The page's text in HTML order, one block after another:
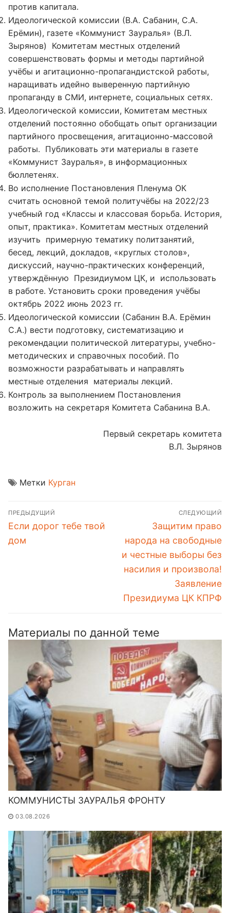
против капитала.
Идеологической комиссии (В.А. Сабанин, С.А.
Ерёмин), газете «Коммунист Зауралья» (В.Л.
Зырянов) Комитетам местных отделений
совершенствовать формы и методы партийной
учёбы и агитационно-пропагандистской работы,
наращивать идейно выверенную партийную
пропаганду в СМИ, интернете, социальных сетях.
Идеологической комиссии, Комитетам местных
отделений постоянно обобщать опыт организации
партийного просвещения, агитационно-массовой
работы. Публиковать эти материалы в газете
«Коммунист Зауралья», в информационных
бюллетенях.
Во исполнение Постановления Пленума ОК
считать основной темой политучёбы на 2022/23
учебный год «Классы и классовая борьба. История,
опыт, практика». Комитетам местных отделений
изучить примерную тематику политзанятий,
бесед, лекций, докладов, «круглых столов»,
дискуссий, научно-практических конференций,
утверждённую Президиумом ЦК, и использовать
в работе. Установить сроки проведения учёбы
октябрь 2022 июнь 2023 гг.
Идеологической комиссии (Сабанин В.А. Ерёмин
С.А.) вести подготовку, систематизацию и
рекомендации политической литературы, учебно-
методических и справочных пособий. По
возможности разрабатывать и направлять
местные отделения материалы лекций.
Контроль за выполнением Постановления
возложить на секретаря Комитета Сабанина В.А.
Первый секретарь комитета
В.Л. Зырянов
Метки Курган
Навигация
по
записям
ПРЕДЫДУЩИЙ
Предыдущая
запись:
Если дорог тебе твой
дом
СЛЕДУЮЩИЙ
Следующая
запись:
Защитим право
народа на свободные
и честные выборы без
насилия и произвола!
Заявление
Президиума ЦК КПРФ
Материалы по данной теме
КОММУНИСТЫ ЗАУРАЛЬЯ ФРОНТУ
03.08.2026